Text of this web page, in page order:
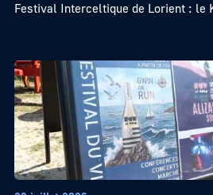
Festival Interceltique de Lorient : le